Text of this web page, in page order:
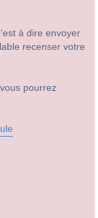
à dire envoyer
recenser votre
pourrez